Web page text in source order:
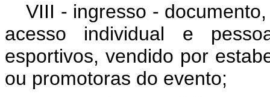
VIII - ingresso -
acesso individual e
esportivos, vendido por
ou promotoras do evento;